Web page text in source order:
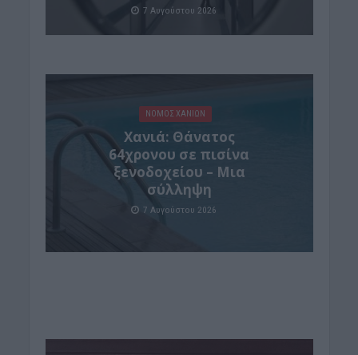
7 Αυγούστου 2026
ΝΟΜΌΣ ΧΑΝΊΩΝ
Χανιά: Θάνατος
64χρονου σε πισίνα
ξενοδοχείου – Μια
σύλληψη
7 Αυγούστου 2026